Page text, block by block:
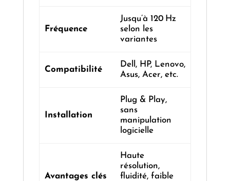
Fréquence
Jusqu’à 120 Hz
selon les
variantes
Compatibilité
Dell, HP, Lenovo,
Asus, Acer, etc.
Installation
Plug & Play,
sans
manipulation
logicielle
Avantages clés
Haute
résolution,
fluidité, faible